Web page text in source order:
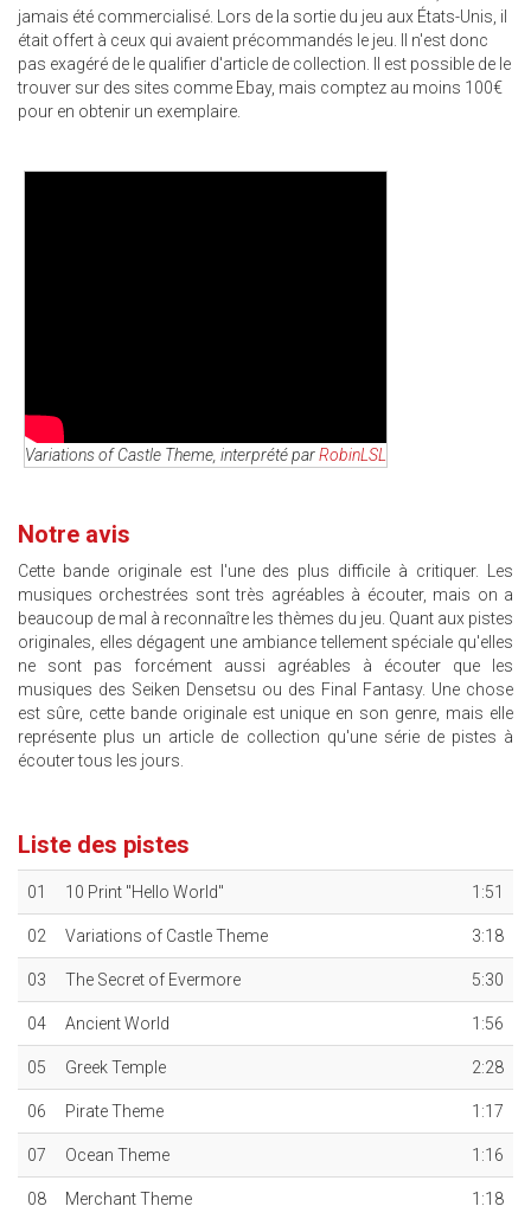
jamais été commercialisé. Lors de la sortie du jeu aux États-Unis, il
était offert à ceux qui avaient précommandés le jeu. Il n'est donc
pas exagéré de le qualifier d'article de collection. Il est possible de le
trouver sur des sites comme Ebay, mais comptez au moins 100€
pour en obtenir un exemplaire.
Variations of Castle Theme, interprété parRobinLSL
Notre avis
Cette bande originale est l'une des plus difficile à critiquer. Les
musiques orchestrées sont très agréables à écouter, mais on a
beaucoup de mal à reconnaître les thèmes du jeu. Quant aux pistes
originales, elles dégagent une ambiance tellement spéciale qu'elles
ne sont pas forcément aussi agréables à écouter que les
musiques des Seiken Densetsu ou des Final Fantasy. Une chose
est sûre, cette bande originale est unique en son genre, mais elle
représente plus un article de collection qu'une série de pistes à
écouter tous les jours.
Liste des pistes
01 10 Print "Hello World" 1:51
02 Variations of Castle Theme 3:18
03 The Secret of Evermore 5:30
04 Ancient World 1:56
05 Greek Temple 2:28
06 Pirate Theme 1:17
07 Ocean Theme 1:16
08 Merchant Theme 1:18